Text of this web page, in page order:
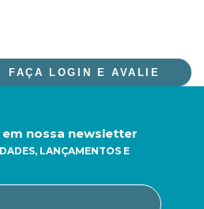
FAÇA LOGIN E AVALIE
nossa newsletter
LANÇAMENTOS E